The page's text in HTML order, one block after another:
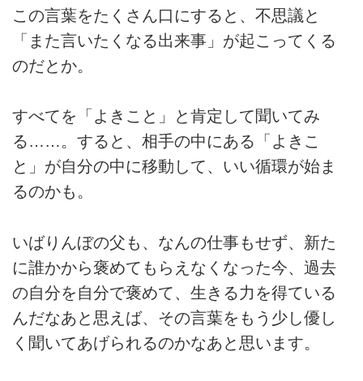
この言葉をたくさん口にすると、不思議と
「また言いたくなる出来事」が起こってくる
のだとか。
すべてを「よきこと」と肯定して聞いてみ
る……。すると、相手の中にある「よきこ
と」が自分の中に移動して、いい循環が始ま
るのかも。
いばりんぼの父も、なんの仕事もせず、新た
に誰かから褒めてもらえなくなった今、過去
の自分を自分で褒めて、生きる力を得ている
んだなあと思えば、その言葉をもう少し優し
く聞いてあげられるのかなあと思います。